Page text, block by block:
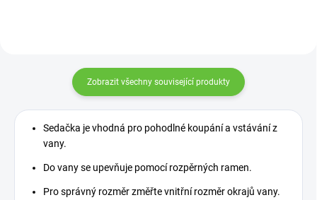
Zobrazit všechny související produkty
Sedačka je vhodná pro pohodlné koupání a vstávání z
vany.
Do vany se upevňuje pomocí rozpěrných ramen.
Pro správný rozměr změřte vnitřní rozměr okrajů vany.